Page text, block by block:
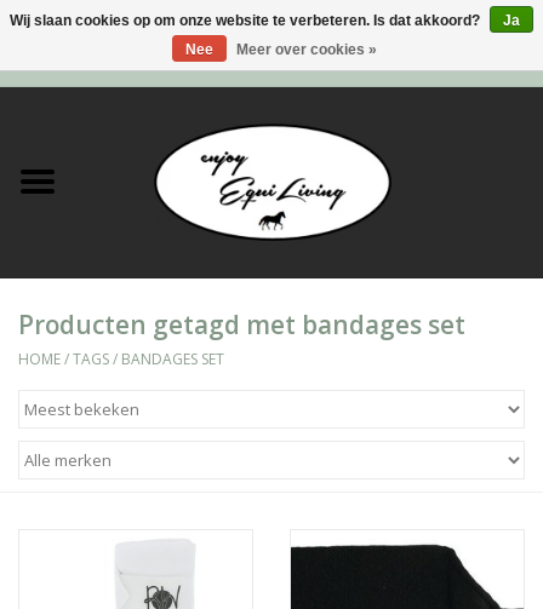
Stal en meer
Ruiter
Super Sales deals
Producten getagd met bandages set
HOME/TAGS/ BANDAGES SET
Wij slaan cookies op om onze website te verbeteren. Is dat akkoord?
Ja
Nee
Meer over cookies »